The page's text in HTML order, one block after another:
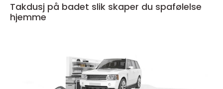
Takdusj på badet slik skaper du spafølelse
hjemme